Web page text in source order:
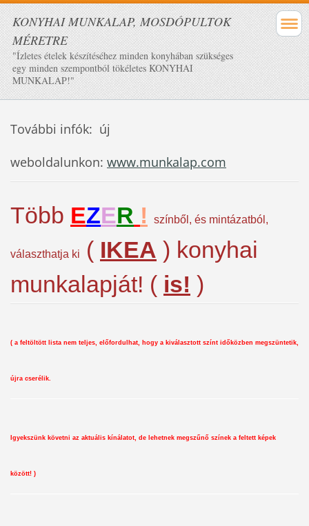
KONYHAI MUNKALAP, MOSDÓPULTOK
MÉRETRE
"Ízletes ételek készítéséhez minden konyhában szükséges
egy minden szempontból tökéletes KONYHAI
MUNKALAP!"
További infók: új
weboldalunkon: www.munkalap.com
Több EZER ! színből, és mintázatból,
választhatja ki ( IKEA ) konyhai
munkalapját! ( is! )
( a feltöltött lista nem teljes, előfordulhat, hogy a kiválasztott színt időközben megszüntetik,
újra cserélik.
Igyekszünk követni az aktuális kínálatot, de lehetnek megszűnő színek a feltett képek
között! )